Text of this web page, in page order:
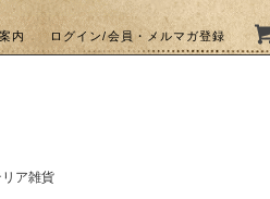
内 ログイン/会員・メルマガ登録
ア雑貨